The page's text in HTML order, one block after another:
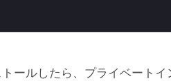
ールしたら、プライベートイ